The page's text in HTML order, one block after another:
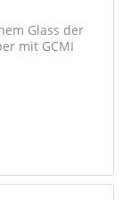
Glass der
mit GCMI